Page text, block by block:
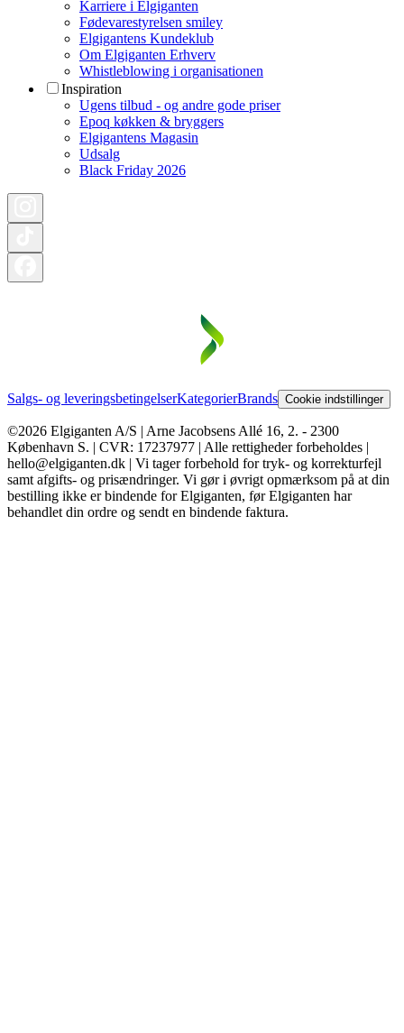
Karriere i Elgiganten
Fødevarestyrelsen smiley
Elgigantens Kundeklub
Om Elgiganten Erhverv
Whistleblowing i organisationen
Inspiration
Ugens tilbud - og andre gode priser
Epoq køkken & bryggers
Elgigantens Magasin
Udsalg
Black Friday 2026
Salgs- og leveringsbetingelserKategorierBrands Cookie indstillinger
©2026 Elgiganten A/S | Arne Jacobsens Allé 16, 2. - 2300
København S. | CVR: 17237977 | Alle rettigheder forbeholdes |
hello@elgiganten.dk | Vi tager forbehold for tryk- og korrekturfejl
samt afgifts- og prisændringer. Vi gør i øvrigt opmærksom på at din
bestilling ikke er bindende for Elgiganten, før Elgiganten har
behandlet din ordre og sendt en bindende faktura.